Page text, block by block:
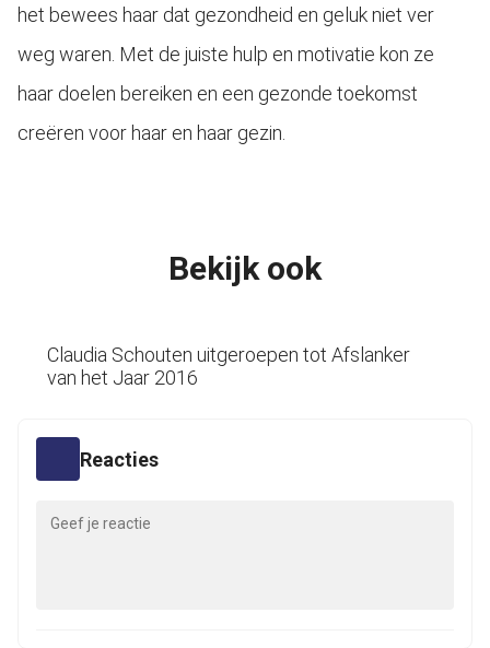
het bewees haar dat gezondheid en geluk niet ver
weg waren. Met de juiste hulp en motivatie kon ze
haar doelen bereiken en een gezonde toekomst
creëren voor haar en haar gezin.
Bekijk ook
Claudia Schouten uitgeroepen tot Afslanker
van het Jaar 2016
Reacties